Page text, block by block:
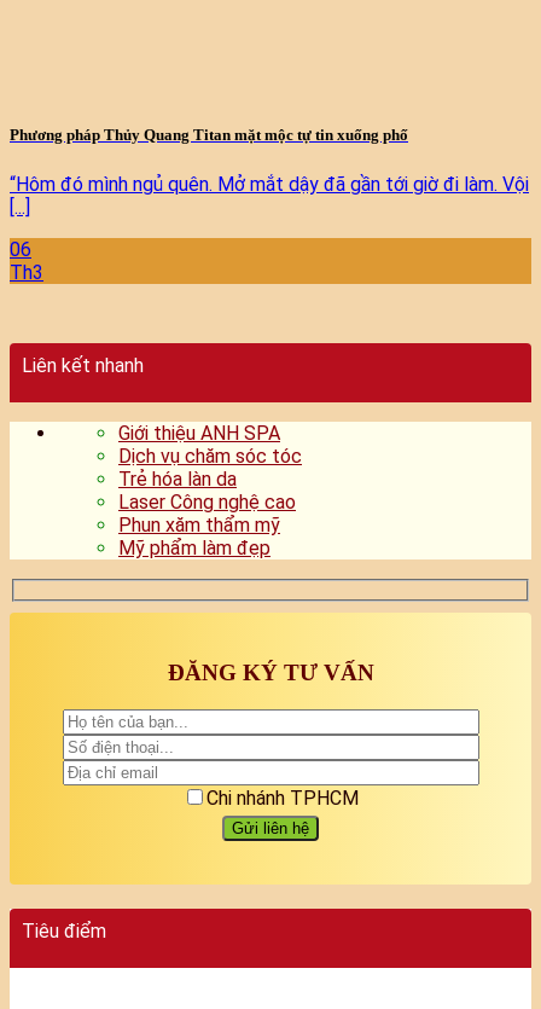
Phương pháp Thủy Quang Titan mặt mộc tự tin xuống phố
“Hôm đó mình ngủ quên. Mở mắt dậy đã gần tới giờ đi làm. Vội
[...]
06
Th3
Liên kết nhanh
Giới thiệu ANH SPA
Dịch vụ chăm sóc tóc
Trẻ hóa làn da
Laser Công nghệ cao
Phun xăm thẩm mỹ
Mỹ phẩm làm đẹp
ĐĂNG KÝ TƯ VẤN
Chi nhánh TPHCM
Tiêu điểm